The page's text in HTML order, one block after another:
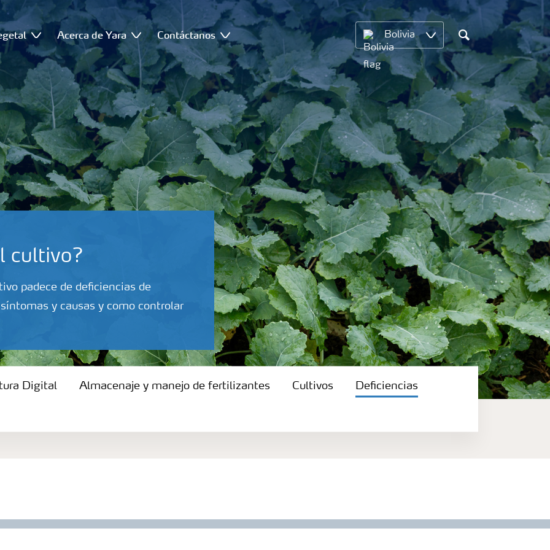
Acerca de Yara Contáctanos Bolivia
Search
cultivo?
padece de deficiencias de
y causas y como controlar
Digital Almacenaje y manejo de fertilizantes Cultivos Deficiencias